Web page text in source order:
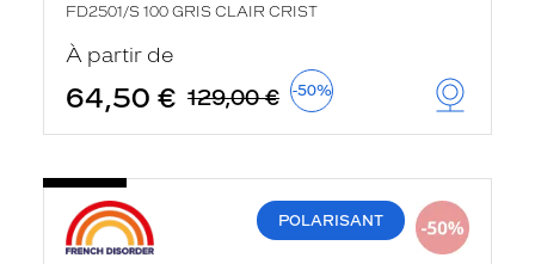
FD2501/S 100 GRIS CLAIR CRIST
À partir de
64,50 € 129,00 € -50%
POLARISANT